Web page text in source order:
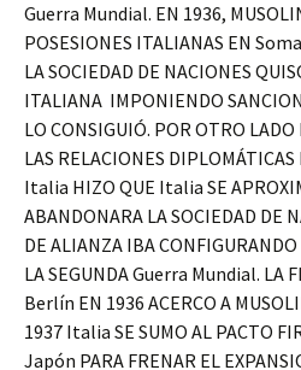
Guerra Mundial. EN 1936,
POSESIONES ITALIANAS EN
LA SOCIEDAD DE NACIONES
ITALIANA IMPONIENDO
LO CONSIGUIÓ. POR OTRO
LAS RELACIONES
Italia HIZO QUE Italia SE
ABANDONARA LA SOCIEDAD DE
DE ALIANZA IBA
LA SEGUNDA Guerra Mundial. LA
Berlín EN 1936 ACERCO A
1937 Italia SE SUMO AL PACTO
Japón PARA FRENAR EL